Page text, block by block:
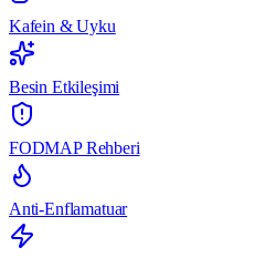
Kafein & Uyku
Besin Etkileşimi
FODMAP Rehberi
Anti-Enflamatuar